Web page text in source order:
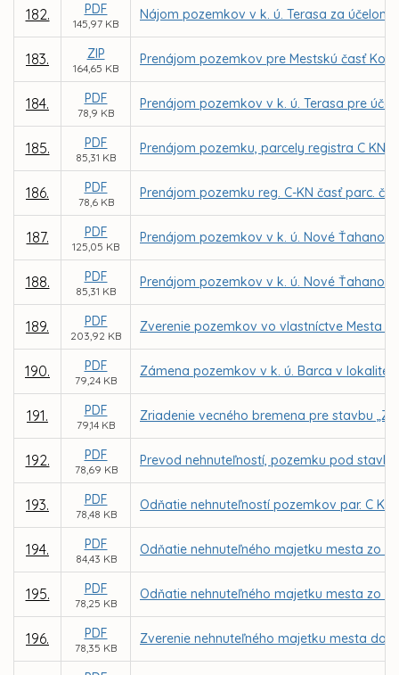
182. PDF
145,97 KB
Nájom pozemkov v k. ú. Terasa za
183. ZIP
164,65 KB
Prenájom pozemkov pre Mestskú časť
184. PDF
78,9 KB
Prenájom pozemkov v k. ú. Terasa pre
185. PDF
85,31 KB
Prenájom pozemku, parcely registra C KN
186. PDF
78,6 KB
Prenájom pozemku reg. C-KN časť parc.
187. PDF
125,05 KB
Prenájom pozemkov v k. ú. Nové
188. PDF
85,31 KB
Prenájom pozemkov v k. ú. Nové
189. PDF
203,92 KB
Zverenie pozemkov vo vlastníctve Mesta
190. PDF
79,24 KB
Zámena pozemkov v k. ú. Barca v lokalite
191. PDF
79,14 KB
Zriadenie vecného bremena pre stavbu
192. PDF
78,69 KB
Prevod nehnuteľností, pozemku pod
193. PDF
78,48 KB
Odňatie nehnuteľností pozemkov par. C KN
194. PDF
84,43 KB
Odňatie nehnuteľného majetku mesta zo
195. PDF
78,25 KB
Odňatie nehnuteľného majetku mesta zo
196. PDF
78,35 KB
Zverenie nehnuteľného majetku mesta do